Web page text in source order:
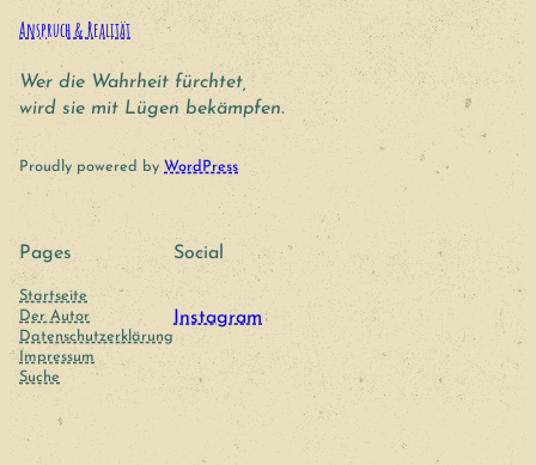
Anspruch & Realität
Wer die Wahrheit fürchtet,
wird sie mit Lügen bekämpfen.
Proudly powered by WordPress
Pages
Startseite
Der Autor
Datenschutzerklärung
Impressum
Suche
Social
Instagram